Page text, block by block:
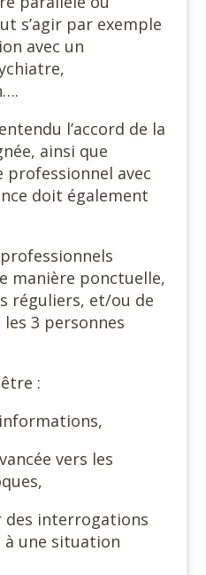
s’agir par exemple
avec un
l’accord de la
ainsi que
professionnel avec
doit également
manière ponctuelle,
réguliers, et/ou de
3 personnes
:
vers les
des interrogations
une situation